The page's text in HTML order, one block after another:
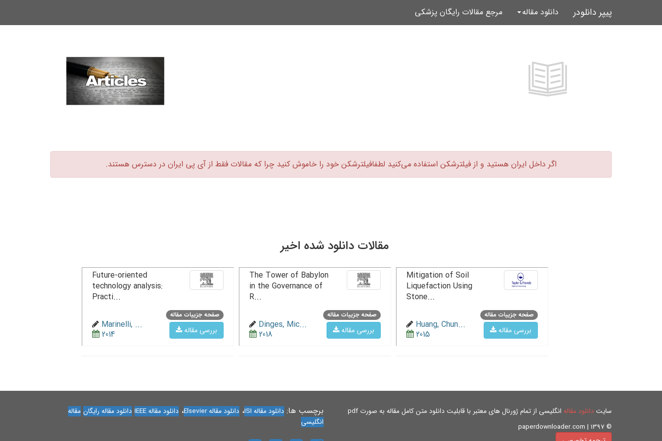
پیپر دانلودر دانلود مقاله مرجع مقالات رایگان پزشکی
اگر داخل ایران هستید و از فیلترشکن استفاده می‌کنید لطفافیلترشکن خود را خاموش کنید چرا که مقالات فقط از آی پی ایران در دسترس هستند.‏
مقالات دانلود شده اخیر
صفحه جزییات مقاله
بررسی مقاله
Mitigation of Soil
Liquefaction Using
Stone...
Huang, Chun...
2015
صفحه جزییات مقاله
بررسی مقاله
The Tower of Babylon
in the Governance of
R...
Dinges, Mic...
2018
صفحه جزییات مقاله
بررسی مقاله
Future-oriented
technology analysis:
Practi...
Marinelli, ...
2014
سایت دانلود مقاله انگلیسی از تمام ژورنال های معتبر با قابلیت دانلود متن کامل مقاله به صورت pdf
© paperdownloader.com | 1397
برچسب ها: دانلود مقاله ISI ، دانلود مقاله Elsevier ، دانلود مقاله IEEE دانلود مقاله رایگان مقاله
انگلیسی